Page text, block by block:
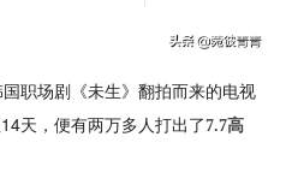
国职场剧《未生》翻拍而来的电视
天，便有两万多人打出了7.7高